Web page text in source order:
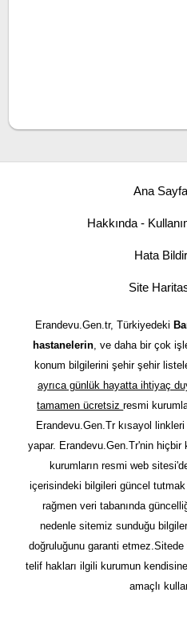
Ana Sayfa
Hakkında -
Hata Bildir
Site
Erandevu.Gen.tr, Türkiyedeki
hastanelerin, ve daha bir çok
konum bilgilerini şehir şehir
ayrıca günlük hayatta ihtiyaç
tamamen ücretsizresmi
Erandevu.Gen.Tr kısayol
yapar. Erandevu.Gen.Tr'nin
kurumların resmi web
içerisindeki bilgileri güncel
rağmen veri tabanında
nedenle sitemiz sunduğu
doğruluğunu garanti etmez.Sitede
telif hakları ilgili kurumun
amaçlı